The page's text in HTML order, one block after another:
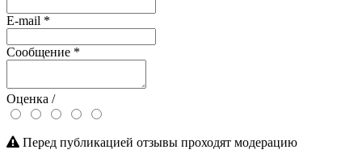
E-mail *
Сообщение *
Оценка /
Перед публикацией отзывы проходят модерацию